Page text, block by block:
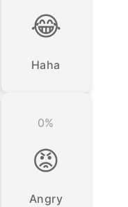
😂
Haha
0%
😡
Angry